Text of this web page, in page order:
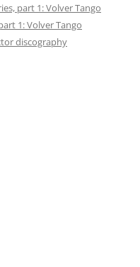
part 1: Volver Tango
1: Volver Tango
discography